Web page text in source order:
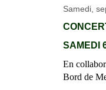
Samedi,
SAMEDI
En
Bord de